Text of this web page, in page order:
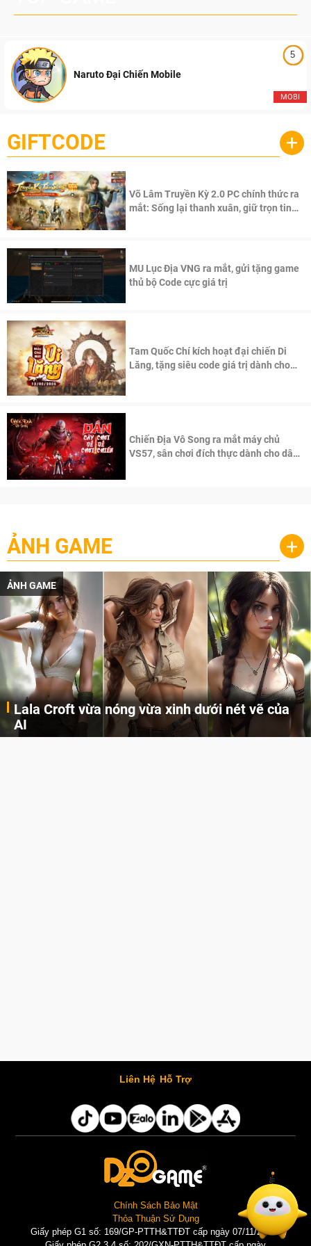
5
MOBI
Naruto Đại Chiến Mobile
GIFTCODE +
Võ Lâm Truyền Kỳ 2.0 PC chính thức ra
mắt: Sống lại thanh xuân, giữ trọn tinh
MU Lục Địa VNG ra mắt, gửi tặng game
thủ bộ Code cực giá trị
Tam Quốc Chí kích hoạt đại chiến Di
Lăng, tặng siêu code giá trị dành cho
Chiến Địa Vô Song ra mắt máy chủ
VS57, sân chơi đích thực dành cho dân
ẢNH GAME +
ẢNH GAME
Lala Croft vừa nóng vừa xinh dưới nét vẽ của
AI
Liên Hệ Hỗ Trợ
Chính Sách Bảo Mật
Thỏa Thuận Sử Dụng
Giấy phép G1 số: 169/GP-PTTH&TTĐT cấp ngày 07/11/2025 |